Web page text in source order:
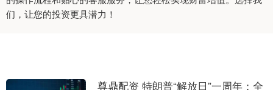
们，让您的投资更具潜力！
尊鼎配资 特朗普“解放日”一周年：全